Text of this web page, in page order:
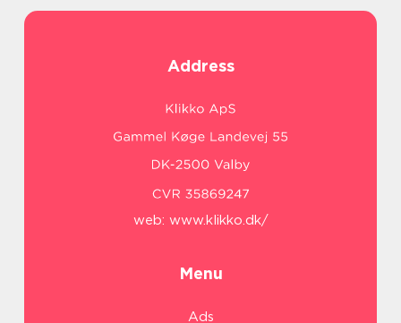
Address
web: www.klikko.dk/
Menu
Ads